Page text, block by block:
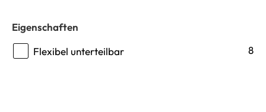
Eigenschaften
Flexibel unterteilbar
8